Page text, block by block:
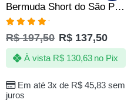
Bermuda Short do São Paulo SPFC Grafite Quebrada – Oficial
Avaliação
5.00de 5
R$197,50 R$ 137,50
Em até 3x de R$45,83sem
juros
À vista R$130,63 no Pix